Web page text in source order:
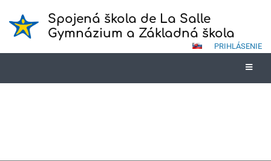
Spojená škola de La Salle
Gymnázium a Základná škola
PRIHLÁSENIE